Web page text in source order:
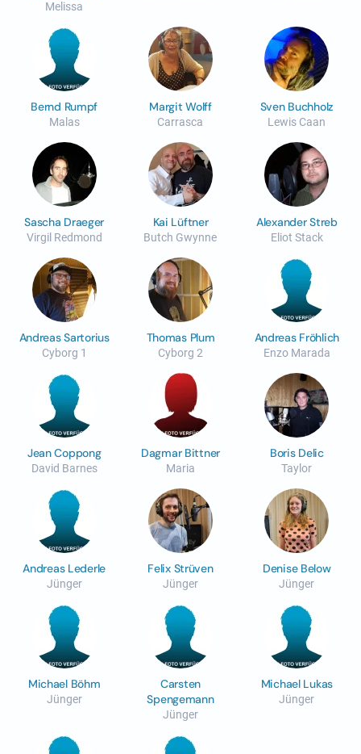
Melissa
Bernd Rumpf
Malas
Margit Wolff
Carrasca
Sven Buchholz
Lewis Caan
Sascha Draeger
Virgil Redmond
Kai Lüftner
Butch Gwynne
Alexander Streb
Eliot Stack
Andreas Sartorius
Cyborg 1
Thomas Plum
Cyborg 2
Andreas Fröhlich
Enzo Marada
Jean Coppong
David Barnes
Dagmar Bittner
Maria
Boris Delic
Taylor
Andreas Lederle
Jünger
Felix Strüven
Jünger
Denise Below
Jünger
Michael Böhm
Jünger
Carsten
Spengemann
Jünger
Michael Lukas
Jünger